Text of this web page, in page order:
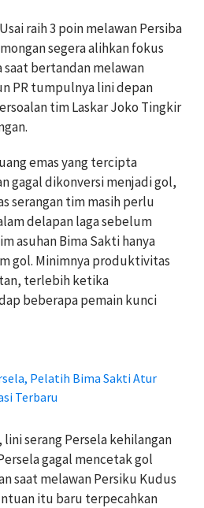
raih 3 poin melawan Persiba
segera alihkan fokus
bertandan melawan
PR tumpulnya lini depan
tim Laskar Joko Tingkir
emas yang tercipta
gagal dikonversi menjadi gol,
serangan tim masih perlu
delapan laga sebelum
asuhanBima Saktihanya
gol. Minimnya produktivitas
terlebih ketika
beberapa pemain kunci
Pelatih Bima Sakti Atur
Terbaru
serang Persela kehilangan
gagal mencetak gol
saat melawanPersiku Kudus
itu baru terpecahkan